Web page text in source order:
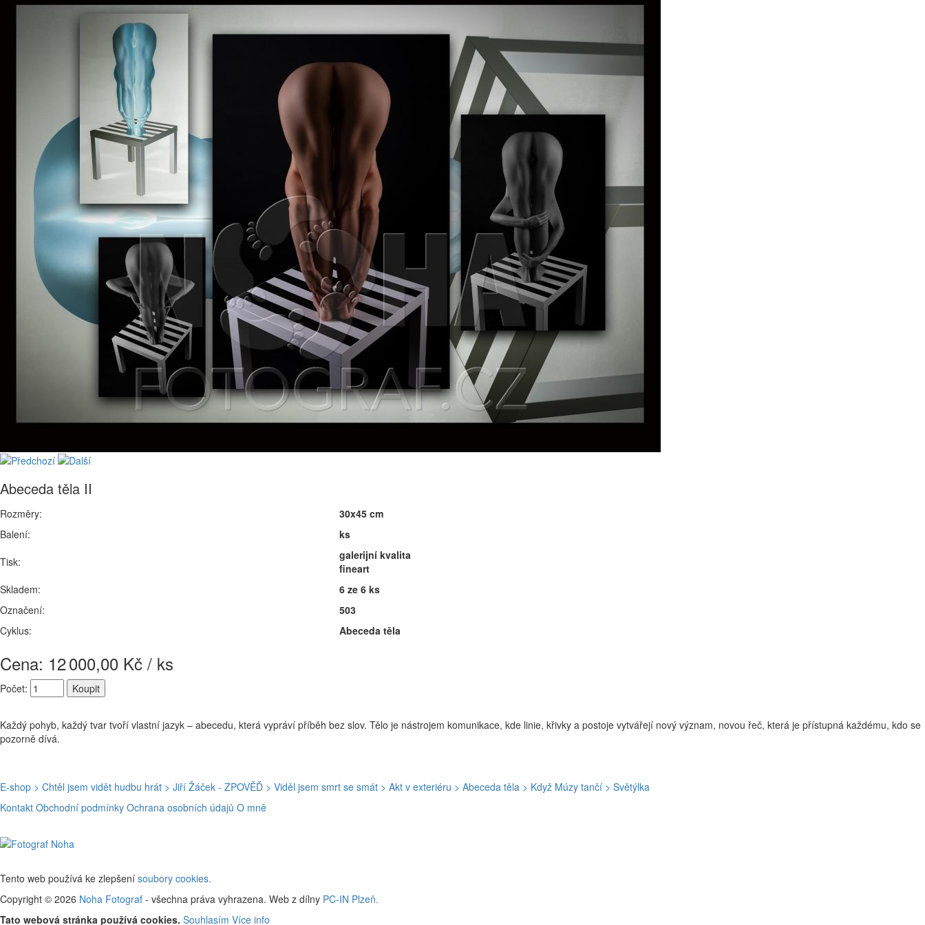
Abeceda těla II
Rozměry:
30x45 cm
Balení:
ks
Tisk:
galerijní kvalita
fineart
Skladem:
6 ze 6 ks
Označení:
503
Cyklus:
Abeceda těla
Cena: 12000,00 Kč / ks
Počet:
Každý pohyb, každý tvar tvoří vlastní jazyk – abecedu, která vypráví příběh bez slov. Tělo je nástrojem komunikace, kde linie, křivky a postoje vytvářejí nový význam, novou řeč, která je přístupná každému, kdo se
pozorně dívá.
E-shop > Chtěl jsem vidět hudbu hrát > Jiří Žáček - ZPOVĚĎ > Viděl jsem smrt se smát > Akt v exteriéru > Abeceda těla > Když Múzy tančí > Světýlka
Kontakt Obchodní podmínky Ochrana osobních údajů O mně
Tento web používá ke zlepšení soubory cookies.
Copyright © 2026 Noha Fotograf - všechna práva vyhrazena. Web z dílny PC-IN Plzeň.
Tato webová stránka používá cookies. Souhlasím Více info